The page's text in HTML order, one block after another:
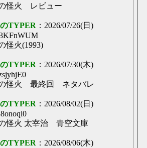
怪火 レビュー
TYPER ：2026/07/26(日)
怪火(1993)
TYPER ：2026/07/30(木)
の怪火 最終回 ネタバレ
TYPER ：2026/08/02(日)
怪火 太宰治 青空文庫
TYPER ：2026/08/06(木)